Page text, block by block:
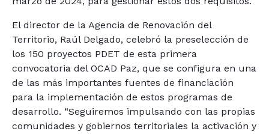
El director de la Agencia de Renovación del
Territorio, Raúl Delgado, celebró la preselección de
los 150 proyectos PDET de esta primera
convocatoria del OCAD Paz, que se configura en una
de las más importantes fuentes de financiación
para la implementación de estos programas de
desarrollo. “Seguiremos impulsando con las propias
comunidades y gobiernos territoriales la activación y